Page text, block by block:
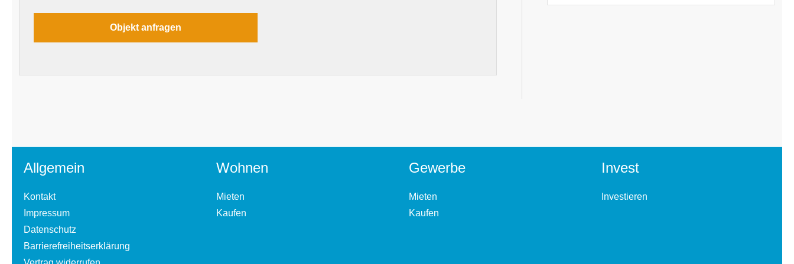
Allgemein
Kontakt
Impressum
Datenschutz
Barrierefreiheitserklärung
Wohnen
Mieten
Kaufen
Gewerbe
Mieten
Kaufen
Invest
Investieren